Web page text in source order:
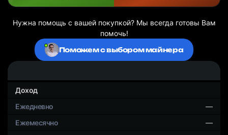
Нужна помощь с вашей покупкой? Мы всегда готовы Вам
помочь!
Поможем с выбором майнера
Доход
—
—